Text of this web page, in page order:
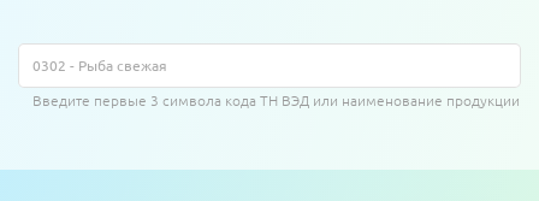
Введите первые 3 символа кода ТН ВЭД или наименование продукции